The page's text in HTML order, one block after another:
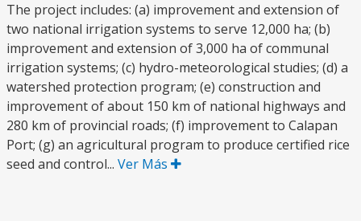
The project includes: (a) improvement and extension of
two national irrigation systems to serve 12,000 ha; (b)
improvement and extension of 3,000 ha of communal
irrigation systems; (c) hydro-meteorological studies; (d) a
watershed protection program; (e) construction and
improvement of about 150 km of national highways and
280 km of provincial roads; (f) improvement to Calapan
Port; (g) an agricultural program to produce certified rice
seed and control... Ver Más